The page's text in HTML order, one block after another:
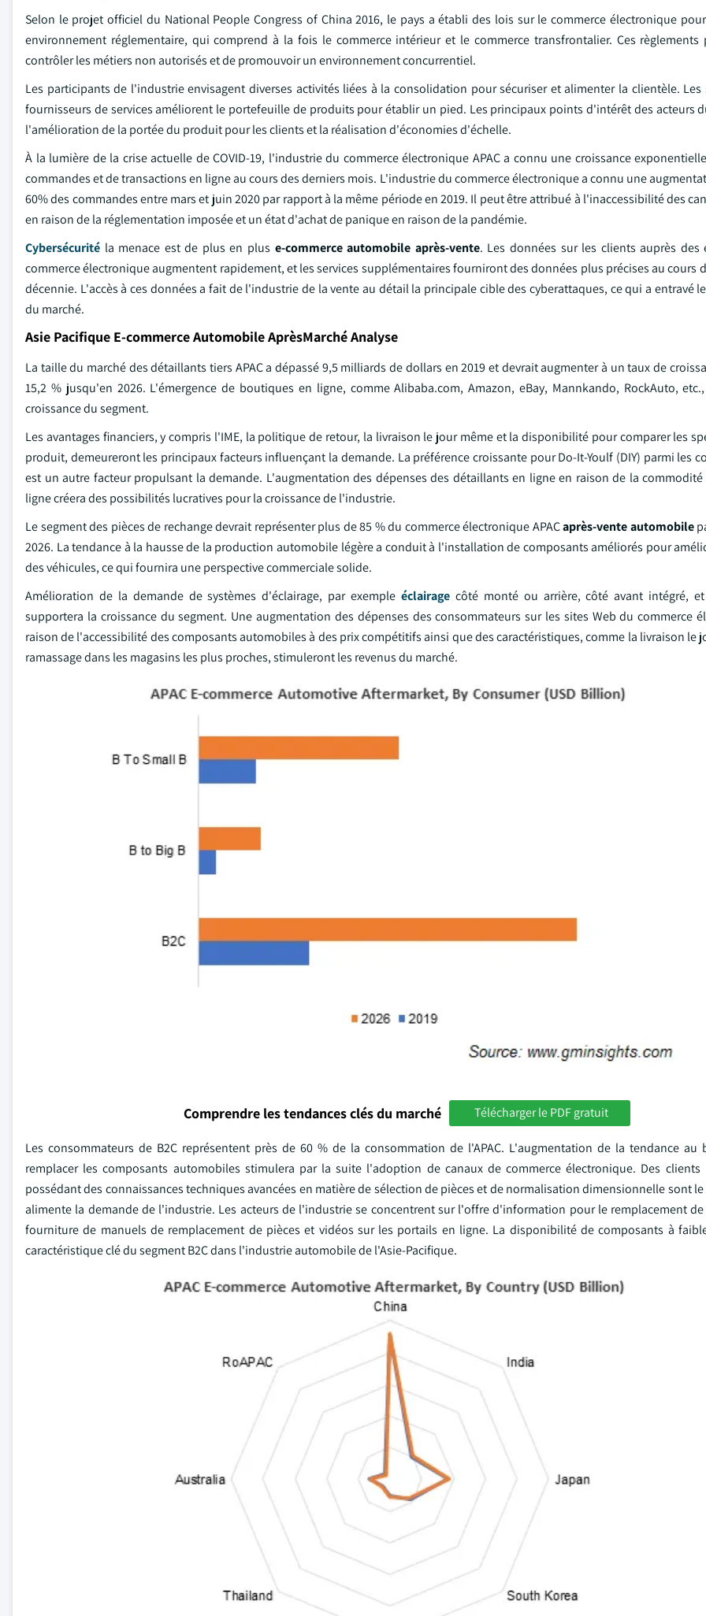
Selon le projet officiel du National People Congress of China 2016, le pays a établi des lois sur le commerce électronique
environnement réglementaire, qui comprend à la fois le commerce intérieur et le commerce transfrontalier. Ces règlements
contrôler les métiers non autorisés et de promouvoir un environnement concurrentiel.
Les participants de l'industrie envisagent diverses activités liées à la consolidation pour sécuriser et alimenter la clientèle.
fournisseurs de services améliorent le portefeuille de produits pour établir un pied. Les principaux points d'intérêt des acteurs
l'amélioration de la portée du produit pour les clients et la réalisation d'économies d'échelle.
À la lumière de la crise actuelle de COVID-19, l'industrie du commerce électronique APAC a connu une croissance
commandes et de transactions en ligne au cours des derniers mois. L'industrie du commerce électronique a connu une
60% des commandes entre mars et juin 2020 par rapport à la même période en 2019. Il peut être attribué à l'inaccessibilité des
en raison de la réglementation imposée et un état d'achat de panique en raison de la pandémie.
Cybersécurité la menace est de plus en plus e-commerce automobile après-vente. Les données sur les clients auprès des
commerce électronique augmentent rapidement, et les services supplémentaires fourniront des données plus précises au cours
décennie. L'accès à ces données a fait de l'industrie de la vente au détail la principale cible des cyberattaques, ce qui a entravé
du marché.
Asie Pacifique E-commerce Automobile AprèsMarché Analyse
La taille du marché des détaillants tiers APAC a dépassé 9,5 milliards de dollars en 2019 et devrait augmenter à un taux de
15,2 % jusqu'en 2026. L'émergence de boutiques en ligne, comme Alibaba.com, Amazon, eBay, Mannkando, RockAuto,
croissance du segment.
Les avantages financiers, y compris l'IME, la politique de retour, la livraison le jour même et la disponibilité pour comparer les
produit, demeureront les principaux facteurs influençant la demande. La préférence croissante pour Do-It-Youlf (DIY) parmi les
est un autre facteur propulsant la demande. L'augmentation des dépenses des détaillants en ligne en raison de la commodité
ligne créera des possibilités lucratives pour la croissance de l'industrie.
Le segment des pièces de rechange devrait représenter plus de 85 % du commerce électronique APACaprès-vente automobile
2026. La tendance à la hausse de la production automobile légère a conduit à l'installation de composants améliorés pour
des véhicules, ce qui fournira une perspective commerciale solide.
Amélioration de la demande de systèmes d'éclairage, par exemple éclairage côté monté ou arrière, côté avant intégré,
supportera la croissance du segment. Une augmentation des dépenses des consommateurs sur les sites Web du commerce
raison de l'accessibilité des composants automobiles à des prix compétitifs ainsi que des caractéristiques, comme la livraison le
ramassage dans les magasins les plus proches, stimuleront les revenus du marché.
Comprendre les tendances clés du marché Télécharger le PDF gratuit
Les consommateurs de B2C représentent près de 60 % de la consommation de l'APAC. L'augmentation de la tendance au
remplacer les composants automobiles stimulera par la suite l'adoption de canaux de commerce électronique. Des
possédant des connaissances techniques avancées en matière de sélection de pièces et de normalisation dimensionnelle sont
alimente la demande de l'industrie. Les acteurs de l'industrie se concentrent sur l'offre d'information pour le remplacement de
fourniture de manuels de remplacement de pièces et vidéos sur les portails en ligne. La disponibilité de composants à
caractéristique clé du segment B2C dans l'industrie automobile de l'Asie-Pacifique.